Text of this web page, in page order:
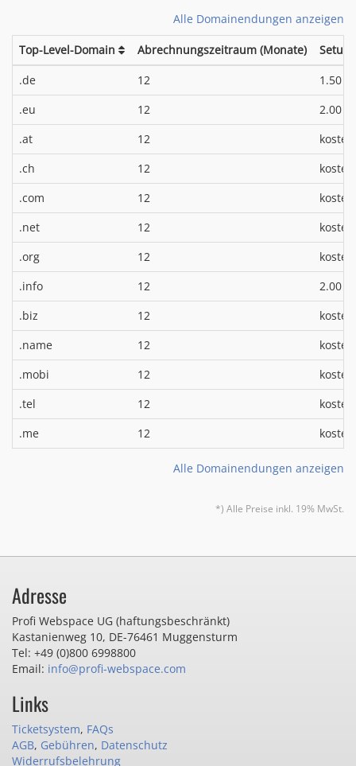
Alle Domainendungen anzeigen
Top-Level-Domain Abrechnungszeitraum (Monate)
.de
12 1.50 €
.eu 12 2.00 €
.at 12
.ch
12
.com
12
.net
12
.org
12
.info
12 2.00 €
.biz 12
.name
12
.mobi
12
.tel
12
.me
12
Alle Domainendungen anzeigen
*) Alle Preise inkl. 19% MwSt.
Adresse
Profi Webspace UG (haftungsbeschränkt)
Kastanienweg 10, DE-76461 Muggensturm
Tel: +49 (0)800 6998800
Email: info@profi-webspace.com
Links
Ticketsystem, FAQs
AGB, Gebühren, Datenschutz
Widerrufsbelehrung